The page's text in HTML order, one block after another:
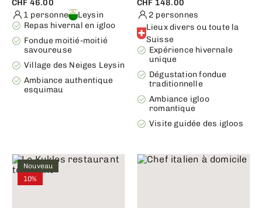
CHF 46.00
1 personne
Leysin
Repas hivernal en igloo
Fondue moitié-moitié
savoureuse
Village des Neiges Leysin
Ambiance authentique
esquimau
CHF 148.00
2 personnes
Lieux divers ou toute la
Suisse
Expérience hivernale
unique
Dégustation fondue
traditionnelle
Ambiance igloo
romantique
Visite guidée des igloos
Nouveau
10%